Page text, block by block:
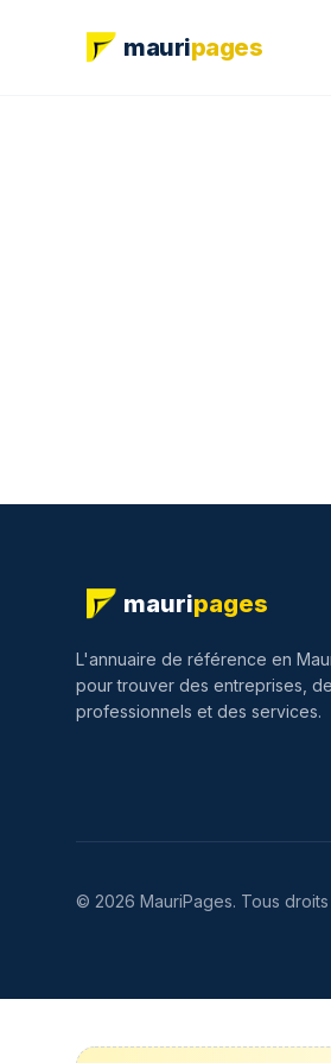
mauripages
mauripages
L'annuaire de référence en
pour trouver des entreprises,
professionnels et des services.
© 2026 MauriPages. Tous